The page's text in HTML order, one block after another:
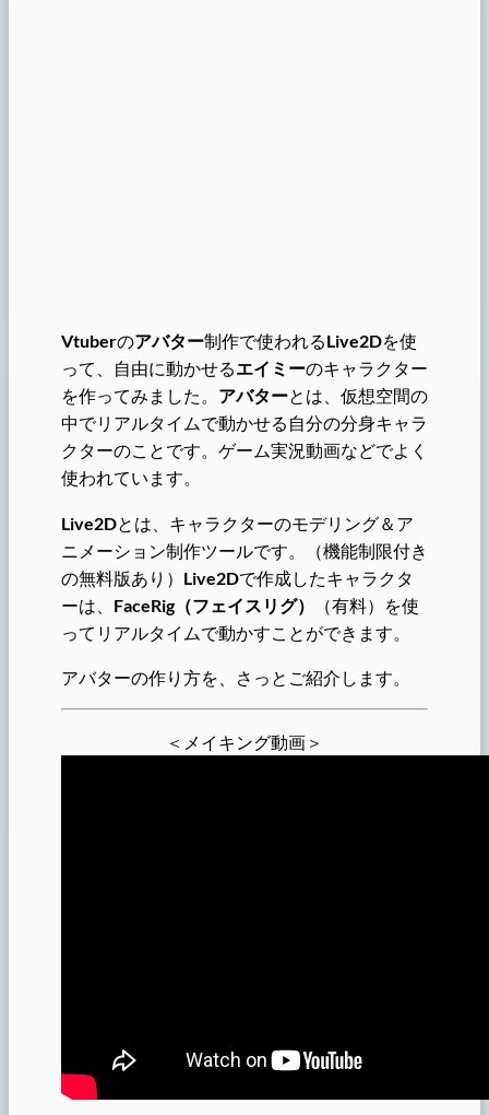
Vtuberのアバター制作で使われるLive2Dを使
って、自由に動かせるエイミーのキャラクター
を作ってみました。 アバターとは、仮想空間の
中でリアルタイムで動かせる自分の分身キャラ
クターのことです。ゲーム実況動画などでよく
使われています。
Live2Dとは、キャラクターのモデリング＆ア
ニメーション制作ツールです。（機能制限付き
の無料版あり） Live2Dで作成したキャラクタ
ーは、 FaceRig（フェイスリグ）
（有料）を使
ってリアルタイムで動かすことができます。
アバターの作り方を、さっとご紹介します。
＜メイキング動画＞